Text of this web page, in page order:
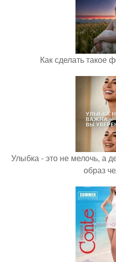
Как сделать такое
Улыбка - это не мелочь, а
образ